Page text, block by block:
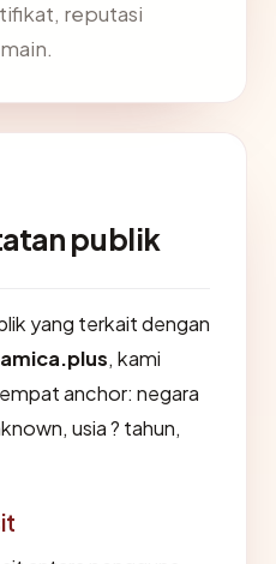
reputasi
publik
yang terkait dengan
, kami
anchor: negara
usia ? tahun,